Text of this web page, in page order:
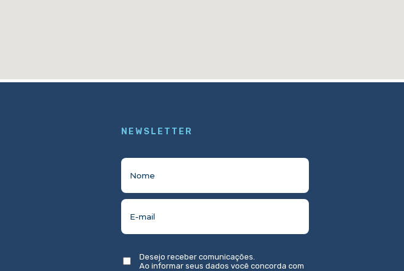
NEWSLETTER
Desejo receber comunicações.
Ao informar seus dados você concorda com